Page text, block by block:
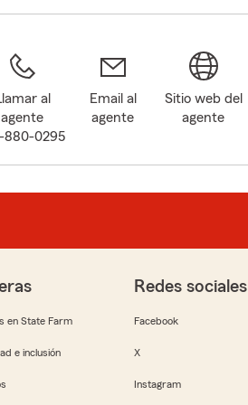
al
agente
880-0295
Email al
agente
Sitio web del
agente
en State Farm
e inclusión
Redes sociales
Facebook
X
Instagram